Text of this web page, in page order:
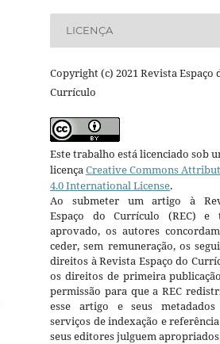
LICENÇA
Copyright (c) 2021 Revista Espaço
Currículo
Este trabalho está licenciado sob
licençaCreative Commons
4.0 International License.
Ao submeter um artigo à
Espaço do Currículo (REC) e
aprovado, os autores
ceder, sem remuneração, os
direitos à Revista Espaço do
os direitos de primeira
permissão para que a REC
esse artigo e seus metadados
serviços de indexação e
seus editores julguem